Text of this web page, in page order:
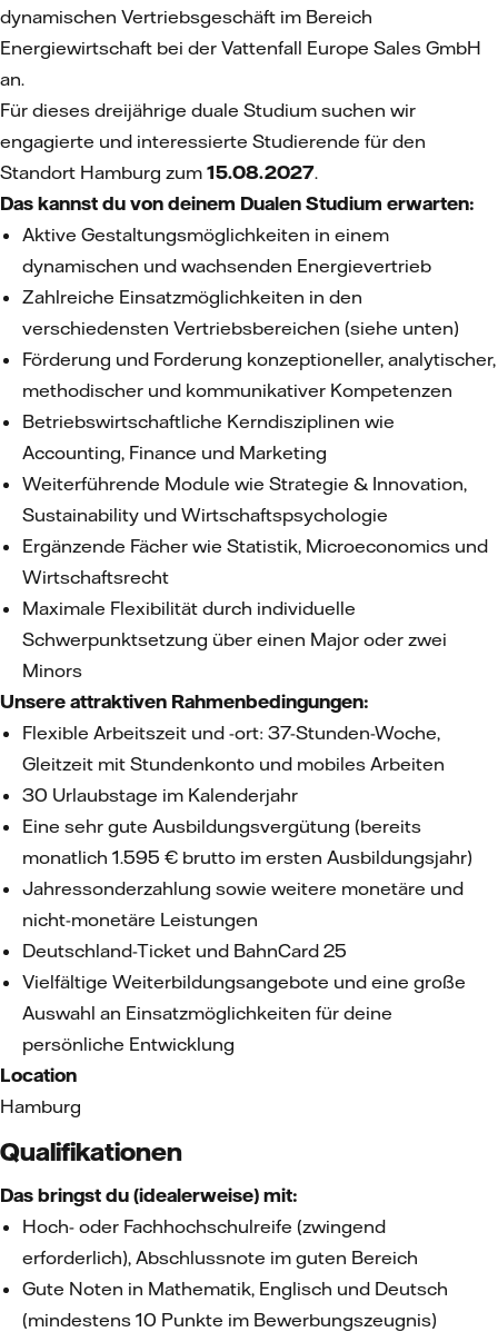
dynamischen Vertriebsgeschäft im Bereich
Energiewirtschaft bei der Vattenfall Europe Sales GmbH
an.
Für dieses dreijährige duale Studium suchen wir
engagierte und interessierte Studierende für den
Standort Hamburg zum 15.08.2027.
Das kannst du von deinem Dualen Studium erwarten:
Aktive Gestaltungsmöglichkeiten in einem
dynamischen und wachsenden Energievertrieb
Zahlreiche Einsatzmöglichkeiten in den
verschiedensten Vertriebsbereichen (siehe unten)
Förderung und Forderung konzeptioneller, analytischer,
methodischer und kommunikativer Kompetenzen
Betriebswirtschaftliche Kerndisziplinen wie
Accounting, Finance und Marketing
Weiterführende Module wie Strategie & Innovation,
Sustainability und Wirtschaftspsychologie
Ergänzende Fächer wie Statistik, Microeconomics und
Wirtschaftsrecht
Maximale Flexibilität durch individuelle
Schwerpunktsetzung über einen Major oder zwei
Minors
Unsere attraktiven Rahmenbedingungen:
Flexible Arbeitszeit und -ort: 37-Stunden-Woche,
Gleitzeit mit Stundenkonto und mobiles Arbeiten
30 Urlaubstage im Kalenderjahr
Eine sehr gute Ausbildungsvergütung (bereits
monatlich 1.595 € brutto im ersten Ausbildungsjahr)
Jahressonderzahlung sowie weitere monetäre und
nicht-monetäre Leistungen
Deutschland-Ticket und BahnCard 25
Vielfältige Weiterbildungsangebote und eine große
Auswahl an Einsatzmöglichkeiten für deine
persönliche Entwicklung
Location
Hamburg
Qualifikationen
Das bringst du (idealerweise) mit:
Hoch- oder Fachhochschulreife (zwingend
erforderlich), Abschlussnote im guten Bereich
Gute Noten in Mathematik, Englisch und Deutsch
(mindestens 10 Punkte im Bewerbungszeugnis)